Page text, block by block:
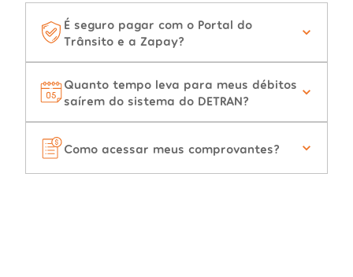
É seguro pagar com o Portal do
Trânsito e a Zapay?
Quanto tempo leva para meus débitos
saírem do sistema do DETRAN?
Como acessar meus comprovantes?